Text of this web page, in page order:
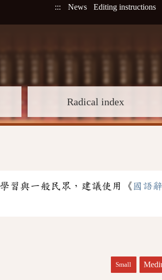
::: News Editing instructions
Radical index
習與一般民眾，建議使用《 國語
Small